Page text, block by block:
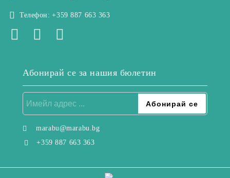
Телефон: +359 887 663 363
Абонирай се за нашия бюлетин
marabu@marabu.bg
+359 887 663 363